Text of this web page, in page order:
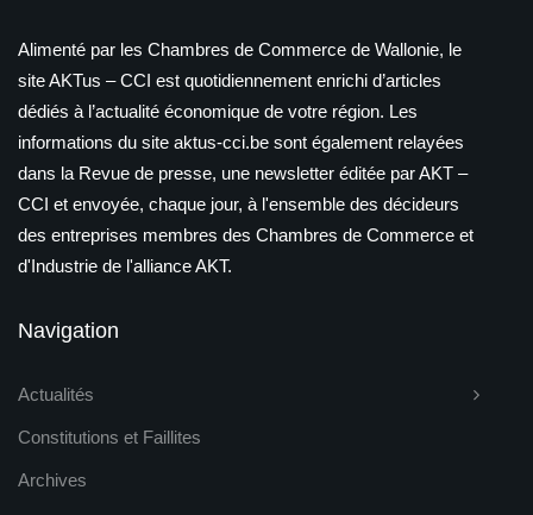
Alimenté par les Chambres de Commerce de Wallonie, le
site AKTus – CCI est quotidiennement enrichi d’articles
dédiés à l’actualité économique de votre région. Les
informations du site aktus-cci.be sont également relayées
dans la Revue de presse, une newsletter éditée par AKT –
CCI et envoyée, chaque jour, à l'ensemble des décideurs
des entreprises membres des Chambres de Commerce et
d'Industrie de l'alliance AKT.
Navigation
Actualités
Constitutions et Faillites
Archives